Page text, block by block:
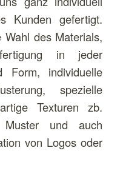
Kunden gefertigt.
des Materials,
in jeder
Form, individuelle
spezielle
Texturen zb.
Muster und auch
von Logos oder